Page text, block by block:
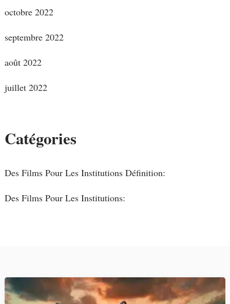
octobre 2022
septembre 2022
août 2022
juillet 2022
Catégories
Des Films Pour Les Institutions Définition:
Des Films Pour Les Institutions: